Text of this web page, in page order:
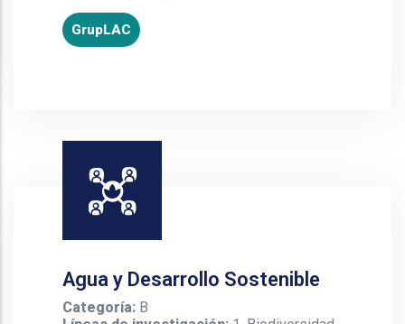
GrupLAC
Agua y Desarrollo Sostenible
Categoría: B